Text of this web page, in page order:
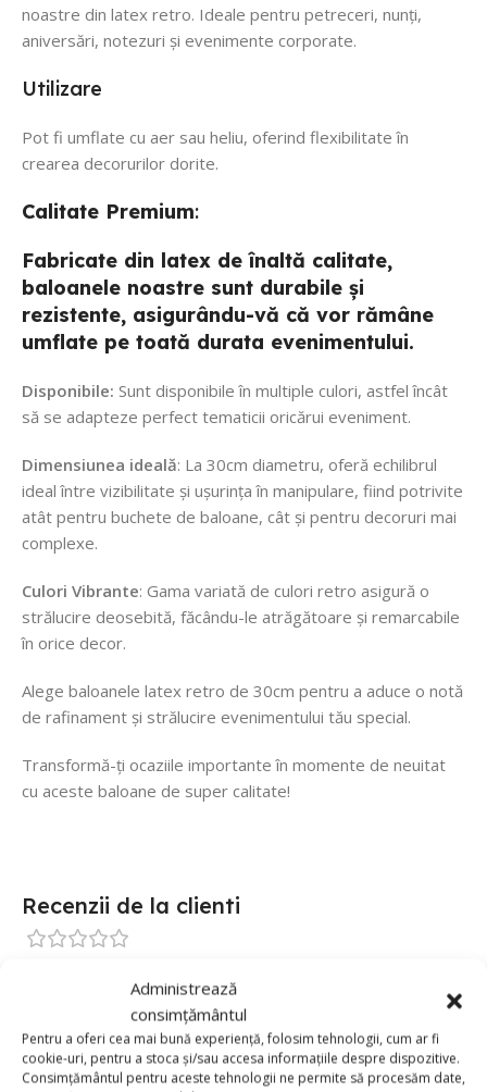
Administrează
consimțământul
Pentru a oferi cea mai bună experiență, folosim tehnologii, cum ar fi
cookie-uri, pentru a stoca și/sau accesa informațiile despre dispozitive.
Consimțământul pentru aceste tehnologii ne permite să procesăm date,
noastre din latex retro. Ideale pentru petreceri, nunți,
aniversări, notezuri și evenimente corporate.
Utilizare
Pot fi umflate cu aer sau heliu, oferind flexibilitate în
crearea decorurilor dorite.
Calitate Premium:
Fabricate din latex de înaltă calitate,
baloanele noastre sunt durabile și
rezistente, asigurându-vă că vor rămâne
umflate pe toată durata evenimentului.
Disponibile: Sunt disponibile în multiple culori, astfel încât
să se adapteze perfect tematicii oricărui eveniment.
Dimensiunea ideală: La 30cm diametru, oferă echilibrul
ideal între vizibilitate și ușurința în manipulare, fiind potrivite
atât pentru buchete de baloane, cât și pentru decoruri mai
complexe.
Culori Vibrante: Gama variată de culori retro asigură o
strălucire deosebită, făcându-le atrăgătoare și remarcabile
în orice decor.
Alege baloanele latex retro de 30cm pentru a aduce o notă
de rafinament și strălucire evenimentului tău special.
Transformă-ți ocaziile importante în momente de neuitat
cu aceste baloane de super calitate!
Recenzii de la clienti
0
0
0